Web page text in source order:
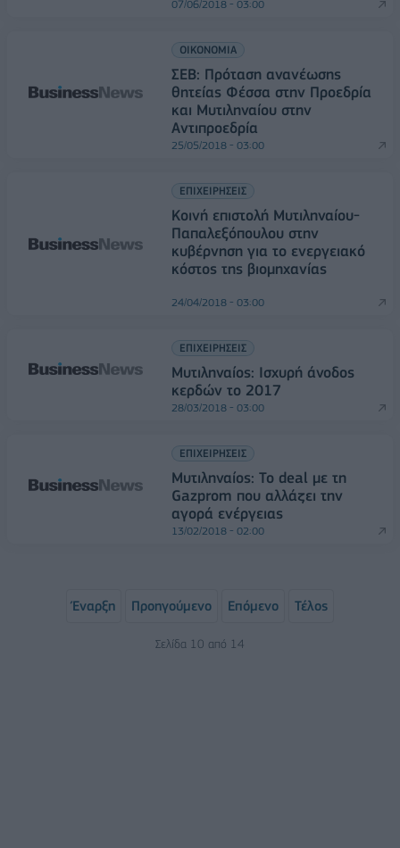
07/06/2018 - 03:00
ΟΙΚΟΝΟΜΙΑ
ΣΕΒ: Πρόταση ανανέωσης
θητείας Φέσσα στην Προεδρία
και Μυτιληναίου στην
Αντιπροεδρία
25/05/2018 - 03:00
ΕΠΙΧΕΙΡΗΣΕΙΣ
Κοινή επιστολή Μυτιληναίου-
Παπαλεξόπουλου στην
κυβέρνηση για το ενεργειακό
κόστος της βιομηχανίας
24/04/2018 - 03:00
ΕΠΙΧΕΙΡΗΣΕΙΣ
Mυτιληναίος: Ισχυρή άνοδος
κερδών το 2017
28/03/2018 - 03:00
ΕΠΙΧΕΙΡΗΣΕΙΣ
Μυτιληναίος: Το deal με τη
Gazprom που αλλάζει την
αγορά ενέργειας
13/02/2018 - 02:00
Έναρξη Προηγούμενο Επόμενο Τέλος
Σελίδα 10 από 14